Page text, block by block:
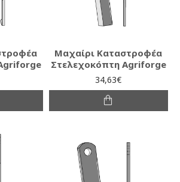
Μαχαίρι Καταστροφέα
Στελεχοκόπτη Agriforge
34,63€